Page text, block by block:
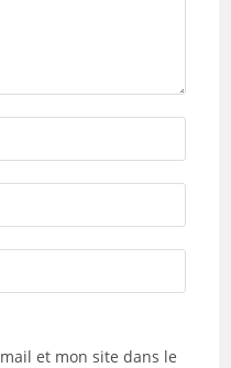
et mon site dans le